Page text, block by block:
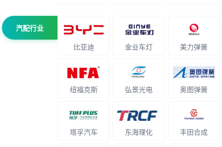
汽配行业
比亚迪 金业车灯 美力弹簧
纽福克斯 弘景光电 奥图弹簧
塔孚汽车 东海理化 丰田合成